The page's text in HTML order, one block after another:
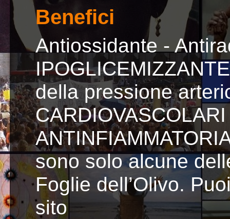
Benefici
Antiossidante -
della pressione
sono solo alcune
Foglie dell’Olivo.
sito